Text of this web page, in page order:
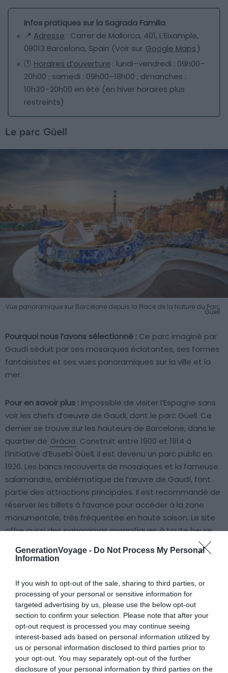
GenerationVoyage - Do Not Process My Personal
Information
If you wish to opt-out of the sale, sharing to third parties, or
processing of your personal or sensitive information for
targeted advertising by us, please use the below opt-out
section to confirm your selection. Please note that after your
opt-out request is processed you may continue seeing
interest-based ads based on personal information utilized by
us or personal information disclosed to third parties prior to
your opt-out. You may separately opt-out of the further
disclosure of your personal information by third parties on the
Infos pratiques sur la Sagrada Familia
📍 Adresse : Carrer de Mallorca, 401, L’Eixample,
08013 Barcelona, Spain (Voir sur Google Maps)
🕐 Horaires d’ouverture : lundi–vendredi : 09h00–
20h00 ; samedi : 09h00–18h00 ; dimanches :
10h30–20h00 en été (en hiver horaires plus
restreints)
Le parc Güell
Vue panoramique sur Barcelone depuis la Place de la Nature du Parc
Güell
Pourquoi nous l’avons sélectionné : Ce parc imaginé par
Gaudí séduit par ses mosaïques éclatantes, ses formes
fantaisistes et ses vues panoramiques sur la ville et la
mer.
Pour en savoir plus : Impossible de visiter l’Espagne sans
voir les chefs d’oeuvre de Gaudi, dont le parc Güell. Ce
dernier se trouve sur les hauteurs de Barcelone, dans le
quartier de Gràcia. Construit entre 1900 et 1914 à
l’initiative d’Eusebi Güell, il est devenu un parc public en
1926. Les bancs recouverts de mosaïques et la fameuse
salamandre, emblématique de l’œuvre de Gaudí, font
partie des attractions principales. Il est recommandé de
réserver les billets à l’avance pour accéder à la zone
monumentale, très fréquentée en haute saison. Le site
offre aussi des panoramas magnifiques à toute heure
Méditerranée au loin.
Infos pratiques sur le parc Güell
📍Adresse: Gràcia, 08024 Barcelona, Spain (Voir
sur Google Maps)
🕐Horaires d’ouverture: tous les jours de 09h30
à19h30 en été (variable en hiver)